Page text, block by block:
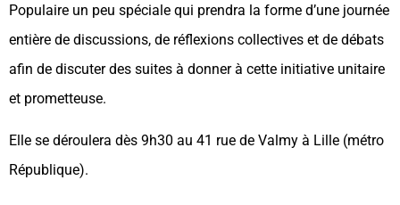
Populaire un peu spéciale qui prendra la forme d’une journée
entière de discussions, de réflexions collectives et de débats
afin de discuter des suites à donner à cette initiative unitaire
et prometteuse.
Elle se déroulera dès 9h30 au 41 rue de Valmy à Lille (métro
République).